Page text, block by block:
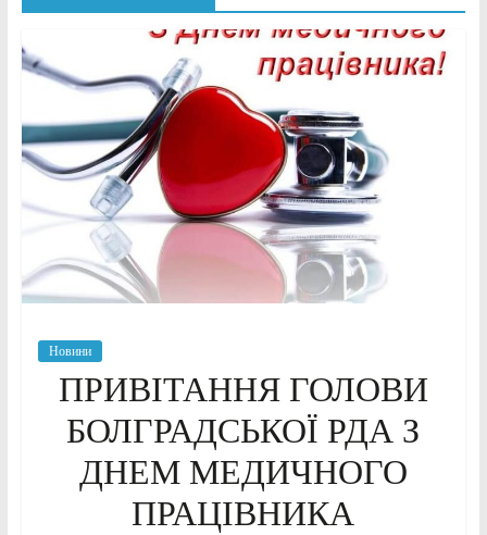
Новини
ПРИВІТАННЯ ГОЛОВИ
БОЛГРАДСЬКОЇ РДА З
ДНЕМ МЕДИЧНОГО
ПРАЦІВНИКА